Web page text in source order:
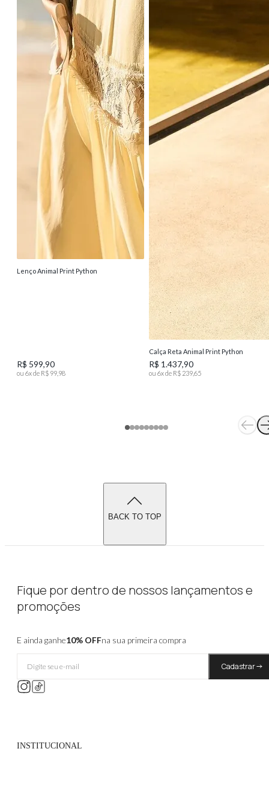
Lenço Animal Print Python
R$ 599,90
ou 6x de R$ 99,98
Calça Reta Animal Print Python
R$ 1.437,90
ou 6x de R$ 239,65
BACK TO TOP
INSTITUCIONAL
Fique por dentro de nossos lançamentos e
promoções
E ainda ganhe10% OFFna sua primeira compra
Cadastrar